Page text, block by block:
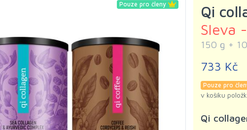
Pouze pro členy
Qi
Sleva
150 g +
733 Kč
Pouze pro
v košíku
Qi